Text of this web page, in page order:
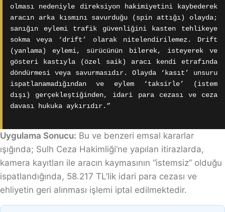
olması nedeniyle direksiyon hakimiyetini kaybederek
aracın arka kısmını savurduğu (spin attığı) olayda;
sanığın eylemi trafik güvenliğini kasten tehlikeye
sokma veya ‘drift’ olarak nitelendirilemez. Drift
(yanlama) eylemi, sürücünün bilerek, isteyerek ve
gösteri kastıyla (özel saik) aracı kendi etrafında
döndürmesi veya savurmasıdır. Olayda ‘kasıt’ unsuru
ispatlanamadığından ve eylem ‘taksirle’ (istem
dışı) gerçekleştiğinden, idari para cezası ve ceza
davası hukuka aykırıdır.”
Uygulama Sonucu: Bu ve benzeri emsal kararlar
ışığında; Sulh Ceza Hakimliği’ne yapılan itirazlarda,
kamera kayıtları ile aracın kaymasının “istemsiz” olduğu
ispatlandığında, 58.217 TL’lik idari para cezası ve
ehliyetin geri alınması işlemi iptal edilmektedir.